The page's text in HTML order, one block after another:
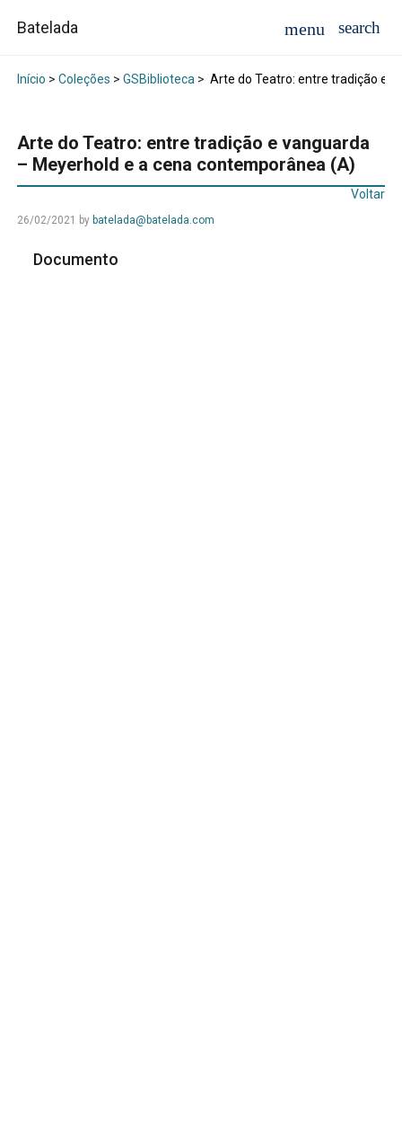
Batelada
Início > Coleções > GSBiblioteca> Arte do Teatro: entre tradição e
Arte do Teatro: entre tradição e vanguarda
– Meyerhold e a cena contemporânea (A)
Voltar
26/02/2021 by batelada@batelada.com
Documento